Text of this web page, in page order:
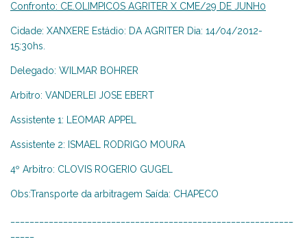
Confronto: CE.OLIMPICOS AGRITER X CME/29 DE JUNH0
Cidade: XANXERE Estádio: DA AGRITER Dia: 14/04/2012-
15:30hs.
Delegado: WILMAR BOHRER
Arbitro: VANDERLEI JOSE EBERT
Assistente 1: LEOMAR APPEL
Assistente 2: ISMAEL RODRIGO MOURA
4º Arbitro: CLOVIS ROGERIO GUGEL
Obs:Transporte da arbitragem Saída: CHAPECO